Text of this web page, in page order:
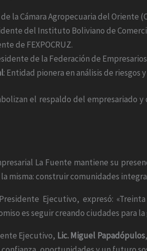
la Cámara Agropecuaria del Oriente
del Instituto Boliviano de
de FEXPOCRUZ.
de la Federación de
: Entidad pionera en análisis de riesgos
el respaldo del empresariado
La Fuente mantiene su
misma: construir comunidades
Ejecutivo, expresó:
es seguir creando ciudades para
Ejecutivo, Lic. Miguel Papadópulos